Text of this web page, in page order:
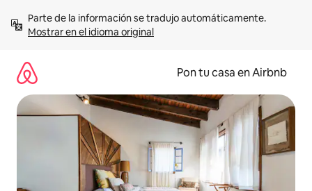
contenidoMostrar en el idioma original
Pon tu casa en Airbnb